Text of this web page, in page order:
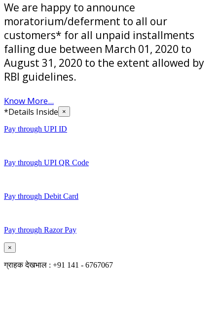
We are happy to announce
moratorium/deferment to all our
customers* for all unpaid installments
falling due between March 01, 2020 to
August 31, 2020 to the extent allowed by
RBI guidelines.
Know More...
*Details Inside ×
Pay through UPI ID
Pay through UPI QR Code
Pay through Debit Card
Pay through Razor Pay
×
ग्राहक देखभाल : +91 141 - 6767067